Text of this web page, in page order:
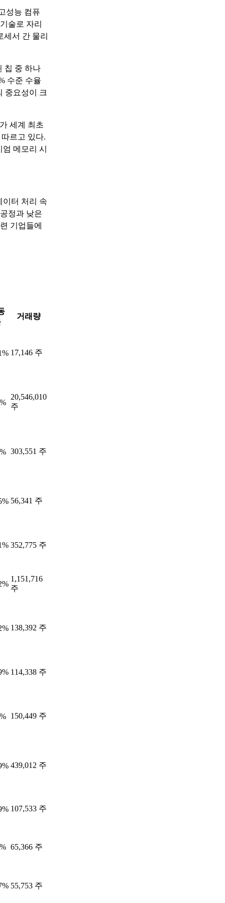
성능 컴퓨
술로 자리
서 간 물리
칩 중 하나
수준 수율
중요성이 크
세계 최초
르고 있다.
메모리 시
이터 처리 속
정과 낮은
기업들에
거래량
17,146 주
20,546,010
주
303,551 주
56,341 주
352,775 주
1,151,716
주
138,392 주
114,338 주
150,449 주
439,012 주
107,533 주
65,366 주
55,753 주